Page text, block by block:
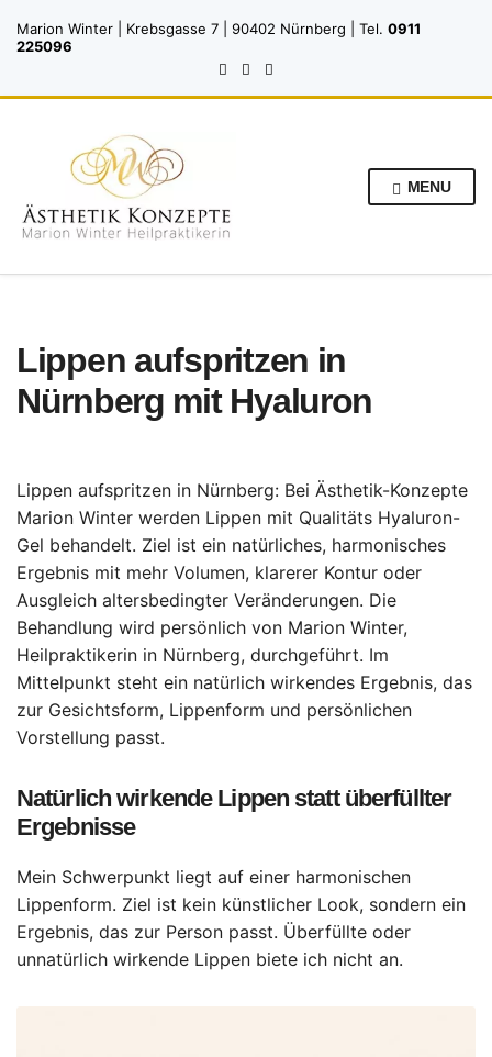
Marion Winter | Krebsgasse 7 | 90402 Nürnberg | Tel. 0911
225096
MENU
Lippen aufspritzen in
Nürnberg mit Hyaluron
Lippen aufspritzen in Nürnberg: Bei Ästhetik-Konzepte
Marion Winter werden Lippen mit Qualitäts Hyaluron-
Gel behandelt. Ziel ist ein natürliches, harmonisches
Ergebnis mit mehr Volumen, klarerer Kontur oder
Ausgleich altersbedingter Veränderungen. Die
Behandlung wird persönlich von Marion Winter,
Heilpraktikerin in Nürnberg, durchgeführt. Im
Mittelpunkt steht ein natürlich wirkendes Ergebnis, das
zur Gesichtsform, Lippenform und persönlichen
Vorstellung passt.
Natürlich wirkende Lippen statt überfüllter
Ergebnisse
Mein Schwerpunkt liegt auf einer harmonischen
Lippenform. Ziel ist kein künstlicher Look, sondern ein
Ergebnis, das zur Person passt. Überfüllte oder
unnatürlich wirkende Lippen biete ich nicht an.